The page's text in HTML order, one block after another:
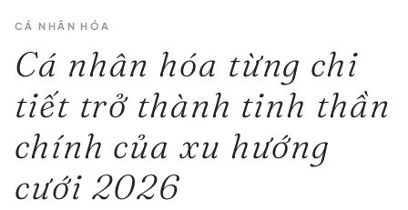
CÁ NHÂN HÓA
Cá nhân hóa từng chi
tiết trở thành tinh thần
chính của xu hướng
cưới 2026